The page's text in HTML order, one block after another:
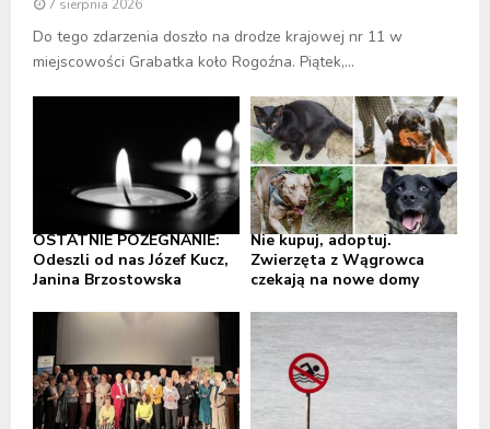
7 sierpnia 2026
Do tego zdarzenia doszło na drodze krajowej nr 11 w
miejscowości Grabatka koło Rogoźna. Piątek,...
OSTATNIE POŻEGNANIE:
Odeszli od nas Józef Kucz,
Janina Brzostowska
Nie kupuj, adoptuj.
Zwierzęta z Wągrowca
czekają na nowe domy